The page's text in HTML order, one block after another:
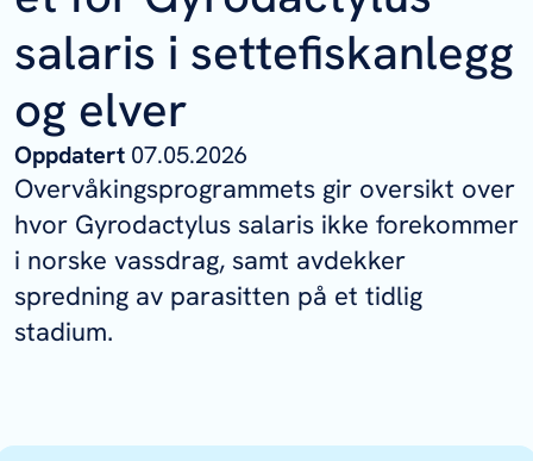
salaris i settefiskanlegg
og elver
Oppdatert 07.05.2026
Overvåkingsprogrammets gir oversikt over
hvor Gyrodactylus salaris ikke forekommer
i norske vassdrag, samt avdekker
spredning av parasitten på et tidlig
stadium.